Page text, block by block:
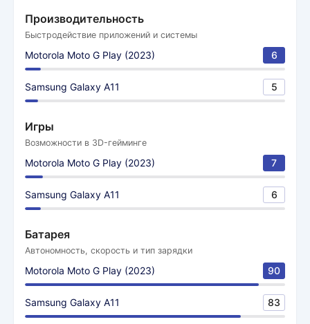
Производительность
Быстродействие приложений и системы
Motorola Moto G Play (2023) 6
Samsung Galaxy A11 5
Игры
Возможности в 3D-гейминге
Motorola Moto G Play (2023) 7
Samsung Galaxy A11 6
Батарея
Автономность, скорость и тип зарядки
Motorola Moto G Play (2023) 90
Samsung Galaxy A11 83